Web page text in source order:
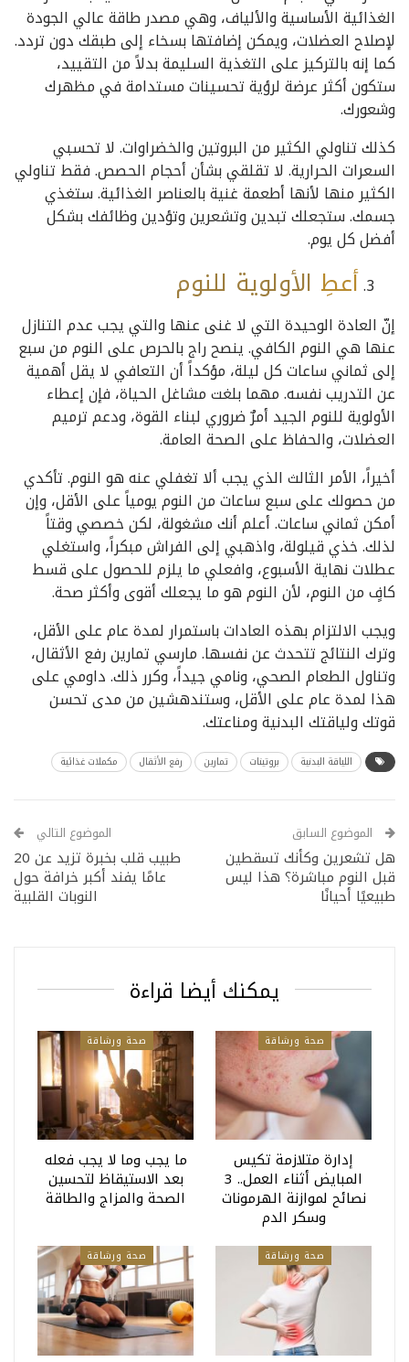
الغذائية الأساسية والألياف، وهي مصدر طاقة عالي الجودة
لإصلاح العضلات، ويمكن إضافتها بسخاء إلى طبقك دون تردد.
كما إنه بالتركيز على التغذية السليمة بدلاً من التقييد،
ستكون أكثر عرضة لرؤية تحسينات مستدامة في مظهرك
وشعورك.
كذلك تناولي الكثير من البروتين والخضراوات. لا تحسبي
السعرات الحرارية. لا تقلقي بشأن أحجام الحصص. فقط تناولي
الكثير منها لأنها أطعمة غنية بالعناصر الغذائية. ستغذي
جسمك. ستجعلك تبدين وتشعرين وتؤدين وظائفك بشكل
أفضل كل يوم.
أعطِ الأولوية للنوم
إنّ العادة الوحيدة التي لا غنى عنها والتي يجب عدم التنازل
عنها هي النوم الكافي. ينصح راج بالحرص على النوم من سبع
إلى ثماني ساعات كل ليلة، مؤكداً أن التعافي لا يقل أهمية
عن التدريب نفسه. مهما بلغت مشاغل الحياة، فإن إعطاء
الأولوية للنوم الجيد أمرٌ ضروري لبناء القوة، ودعم ترميم
العضلات، والحفاظ على الصحة العامة.
أخيراً، الأمر الثالث الذي يجب ألا تغفلي عنه هو النوم. تأكدي
من حصولك على سبع ساعات من النوم يومياً على الأقل، وإن
أمكن ثماني ساعات. أعلم أنك مشغولة، لكن خصصي وقتاً
لذلك. خذي قيلولة، واذهبي إلى الفراش مبكراً، واستغلي
عطلات نهاية الأسبوع، وافعلي ما يلزم للحصول على قسط
كافٍ من النوم، لأن النوم هو ما يجعلك أقوى وأكثر صحة.
ويجب الالتزام بهذه العادات باستمرار لمدة عام على الأقل،
وترك النتائج تتحدث عن نفسها. مارسي تمارين رفع الأثقال،
وتناول الطعام الصحي، ونامي جيداً، وكرر ذلك. داومي على
هذا لمدة عام على الأقل، وستندهشين من مدى تحسن
قوتك ولياقتك البدنية ومناعتك.
اللياقة البدنية بروتينات تمارين رفع الأثقال مكملات غذائية
الموضوع السابق
هل تشعرين وكأنك تسقطين
قبل النوم مباشرة؟ هذا ليس
طبيعيًا أحيانًا
الموضوع التالي
طبيب قلب بخبرة تزيد عن 20
عامًا يفند أكبر خرافة حول
النوبات القلبية
يمكنك أيضا قراءة
صحة ورشاقة
إدارة متلازمة تكيس
المبايض أثناء العمل.. 3
نصائح لموازنة الهرمونات
وسكر الدم
صحة ورشاقة
ما يجب وما لا يجب فعله
بعد الاستيقاظ لتحسين
الصحة والمزاج والطاقة
صحة ورشاقة صحة ورشاقة